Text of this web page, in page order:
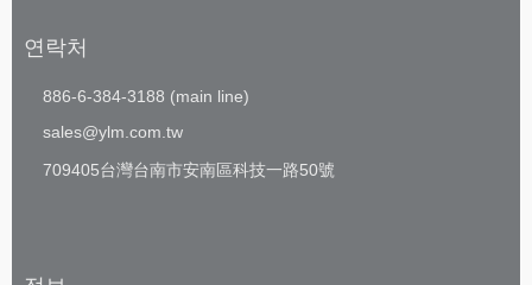
연락처
886-6-384-3188 (main line)
sales@ylm.com.tw
709405台灣台南市安南區科技一路50號